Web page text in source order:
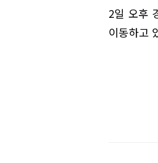
2일 오후
이동하고